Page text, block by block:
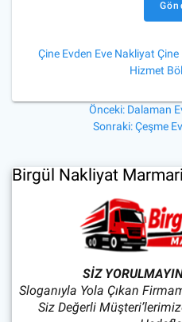
Çine Evden Eve Nakliyat Çine
Hizmet
Önceki: Önceki
yazı:
Dalaman
Sonraki: Sonraki
Çeşme
Birgül Nakliyat
SİZ
Sloganıyla Yola Çıkan
Siz Değerli